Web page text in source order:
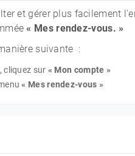
et gérer plus facilement
« Mes rendez-vous. »
suivante :
cliquez sur « Mon compte »
« Mes rendez-vous »